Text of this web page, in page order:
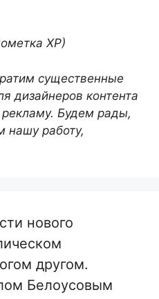
ХР)
существенные
дизайнеров контента
Будем рады,
нашу работу,
нового
другом.
Белоусовым